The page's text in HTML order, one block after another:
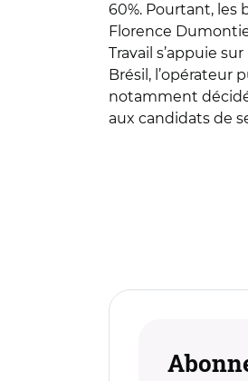
60%. Pourtant, les
Florence
Travail s’appuie
Brésil, l’opérateur
notamment
aux candidats de